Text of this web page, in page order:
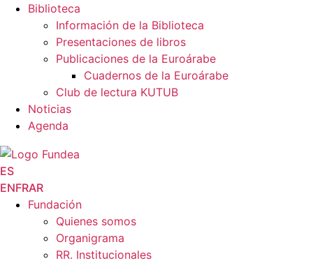
Biblioteca
Información de la Biblioteca
Presentaciones de libros
Publicaciones de la Euroárabe
Cuadernos de la Euroárabe
Club de lectura KUTUB
Noticias
Agenda
ES
ENFRAR
Fundación
Quienes somos
Organigrama
RR. Institucionales